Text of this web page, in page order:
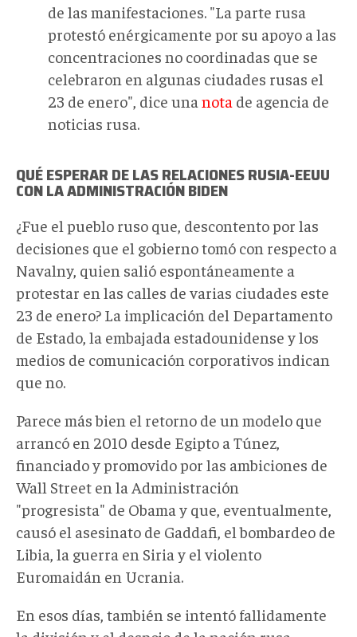
de las manifestaciones. "La parte rusa
protestó enérgicamente por su apoyo a las
concentraciones no coordinadas que se
celebraron en algunas ciudades rusas el
23 de enero", dice una nota de agencia de
noticias rusa.
QUÉ ESPERAR DE LAS RELACIONES RUSIA-EEUU
CON LA ADMINISTRACIÓN BIDEN
¿Fue el pueblo ruso que, descontento por las
decisiones que el gobierno tomó con respecto a
Navalny, quien salió espontáneamente a
protestar en las calles de varias ciudades este
23 de enero? La implicación del Departamento
de Estado, la embajada estadounidense y los
medios de comunicación corporativos indican
que no.
Parece más bien el retorno de un modelo que
arrancó en 2010 desde Egipto a Túnez,
financiado y promovido por las ambiciones de
Wall Street en la Administración
"progresista" de Obama y que, eventualmente,
causó el asesinato de Gaddafi, el bombardeo de
Libia, la guerra en Siria y el violento
Euromaidán en Ucrania.
En esos días, también se intentó fallidamente